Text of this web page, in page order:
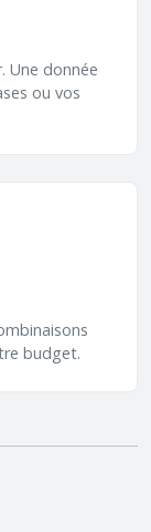
Une donnée
ou vos
budget.